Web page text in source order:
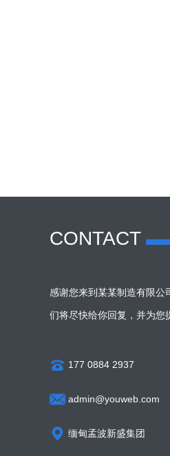
CONTACT
感谢您来到某某制造有限
们将尽快给你回复，并为您
177 0884 2937
admin@youweb.com
缅甸孟波新盛集团